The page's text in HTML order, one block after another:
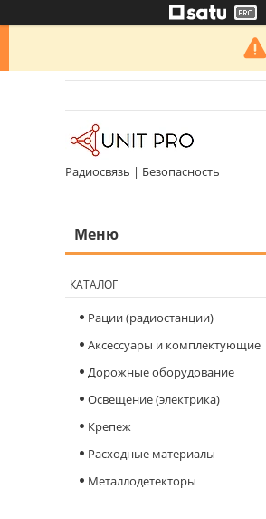
Радиосвязь | Безопасность
КАТАЛОГ
Рации (радиостанции)
Аксессуары и комплектующие
Дорожные оборудование
Освещение (электрика)
Крепеж
Расходные материалы
Металлодетекторы